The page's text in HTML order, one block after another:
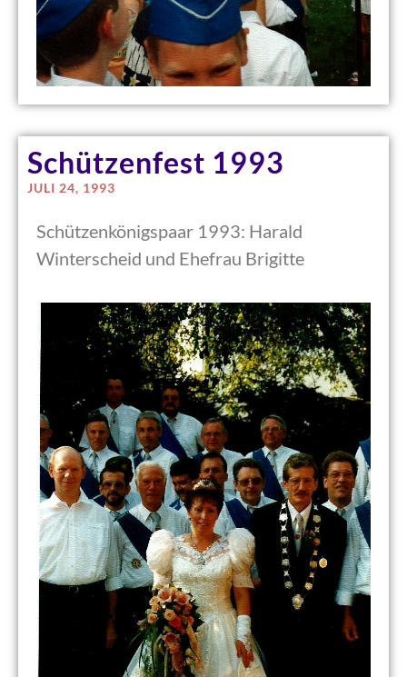
Schützenfest 1993
JULI 24, 1993
Schützenkönigspaar 1993: Harald
Winterscheid und Ehefrau Brigitte